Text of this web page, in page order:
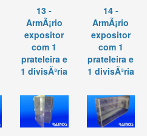
13 -
ArmÃ¡rio
expositor
com 1
prateleira e
1 divisÃ³ria
14 -
ArmÃ¡rio
expositor
com 1
prateleira e
1 divisÃ³ria